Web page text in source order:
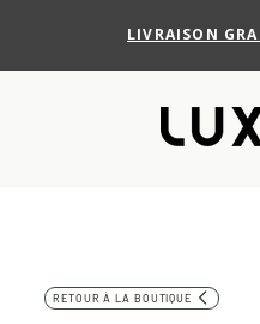
LIVRAISON
RETOUR À LA BOUTIQUE